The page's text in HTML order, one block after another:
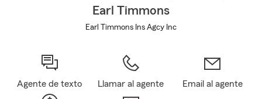
Earl Timmons
Earl Timmons Ins Agcy Inc
Agente de texto Llamar al agente Email al agente